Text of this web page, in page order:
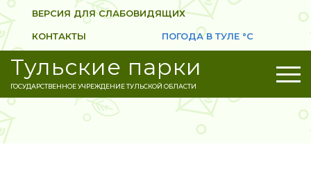
ВЕРСИЯ ДЛЯ СЛАБОВИДЯЩИХ
КОНТАКТЫ ПОГОДА В ТУЛЕ °C
Тульские парки
ГОСУДАРСТВЕННОЕ УЧРЕЖДЕНИЕ ТУЛЬСКОЙ ОБЛАСТИ